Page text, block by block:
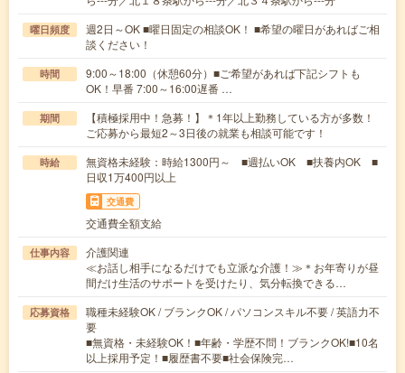
曜日頻度
週2日～OK ■曜日固定の相談OK！ ■希望の曜日があればご相
談ください！
時間
9:00～18:00（休憩60分）■ご希望があれば下記シフトも
OK！早番 7:00～16:00遅番 …
期間
【積極採用中！急募！】＊1年以上勤務している方が多数！
ご応募から最短2～3日後の就業も相談可能です！
時給
無資格未経験：時給1300円～ ■週払いOK ■扶養内OK ■
日収1万400円以上
交通費
交通費全額支給
仕事内容
介護関連
≪お話し相手になるだけでも立派な介護！≫＊お年寄りが昼
間だけ生活のサポートを受けたり、気分転換できる…
応募資格
職種未経験OK / ブランクOK / パソコンスキル不要 / 英語力不
要
■無資格・未経験OK！■年齢・学歴不問！ブランクOK!■10名
以上採用予定！■履歴書不要■社会保険完…